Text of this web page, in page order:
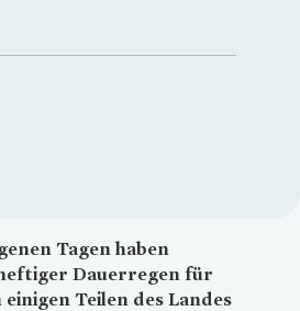
Tagen haben
Dauerregen für
Teilen des Landes